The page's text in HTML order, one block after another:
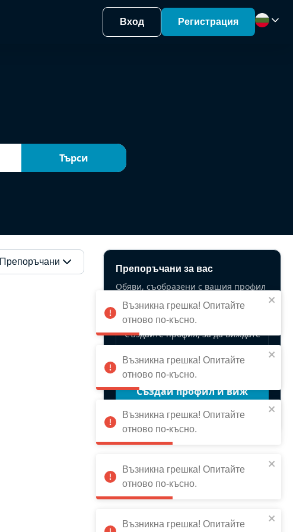
Вход Регистрация
Търси
Препоръчани
Препоръчани за вас
Обяви, съобразени с вашия профил
Създайте профил, за да виждате
персонализирани съвпадения.
Създай профил и виж
Възникна грешка! Опитайте
отново по-късно.
Възникна грешка! Опитайте
отново по-късно.
Възникна грешка! Опитайте
отново по-късно.
Възникна грешка! Опитайте
отново по-късно.
Възникна грешка! Опитайте